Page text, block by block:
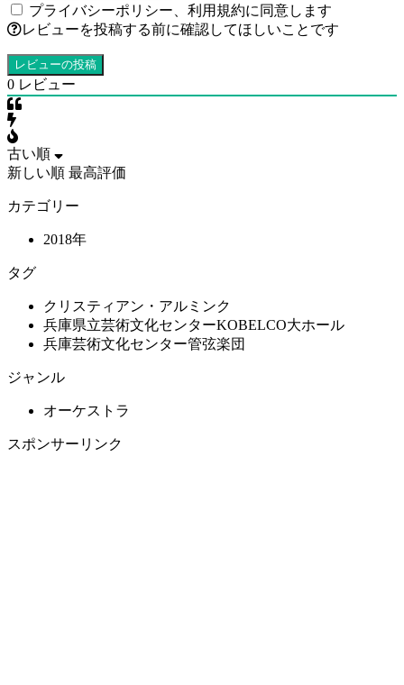
プライバシーポリシー
利用規約に同意します
レビューを投稿する前に確認してほしいことです
0 レビュー
古い順
新しい順 最高評価
カテゴリー
2018年
タグ
クリスティアン・アルミンク
兵庫県立芸術文化センターKOBELCO大ホール
兵庫芸術文化センター管弦楽団
ジャンル
オーケストラ
スポンサーリンク